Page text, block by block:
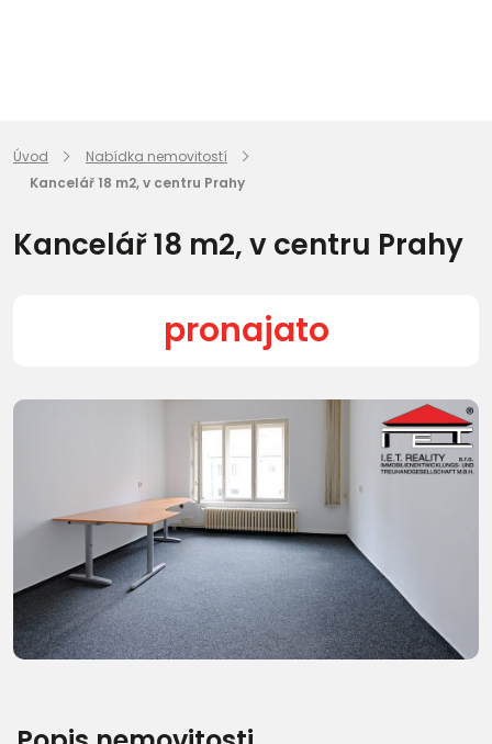
Úvod
Nabídka nemovitostí
Kancelář 18 m2, v centru Prahy
Kancelář 18 m2, v centru Prahy
pronajato